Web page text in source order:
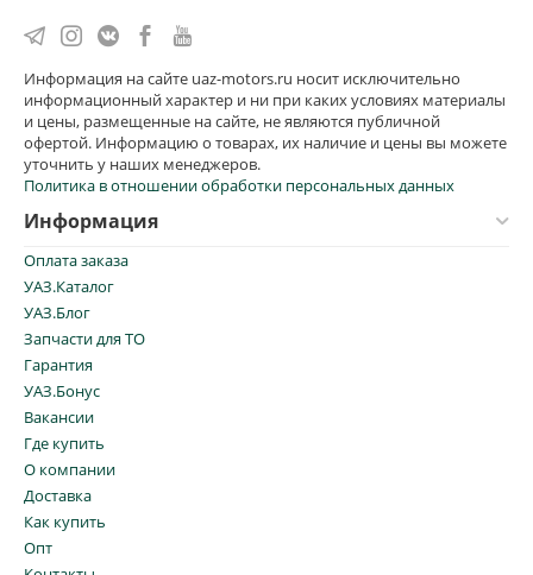
Информация на сайте uaz-motors.ru носит исключительно
информационный характер и ни при каких условиях материалы
и цены, размещенные на сайте, не являются публичной
офертой. Информацию о товарах, их наличие и цены вы можете
уточнить у наших менеджеров.
Политика в отношении обработки персональных данных
Информация
Оплата заказа
УАЗ.Каталог
УАЗ.Блог
Запчасти для ТО
Гарантия
УАЗ.Бонус
Вакансии
Где купить
О компании
Доставка
Как купить
Опт